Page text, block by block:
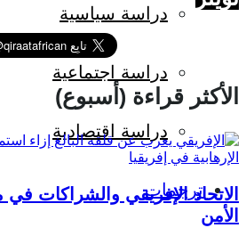
دراسة سياسية
دراسة اجتماعية
دراسة اقتصادية
ترجمات
الأكثر قراءة (أسبوع)
الاتحاد الإفريقي والشراكات
الأمن